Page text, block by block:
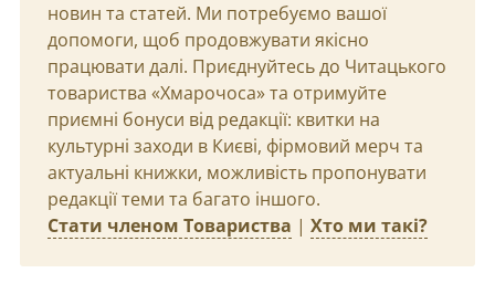
новин та статей. Ми потребуємо вашої
допомоги, щоб продовжувати якісно
працювати далі. Приєднуйтесь до Читацького
товариства «Хмарочоса» та отримуйте
приємні бонуси від редакції: квитки на
культурні заходи в Києві, фірмовий мерч та
актуальні книжки, можливість пропонувати
редакції теми та багато іншого.
Стати членом Товариства | Хто ми такі?